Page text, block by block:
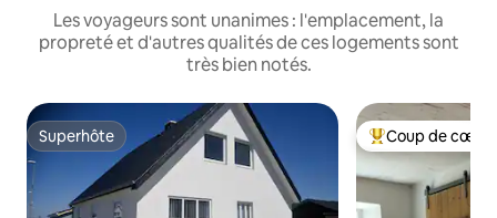
Les voyageurs sont unanimes : l'emplacement, la
propreté et d'autres qualités de ces logements sont
très bien notés.
Superhôte
Superhôte Coup de cœur
Coup de cœur